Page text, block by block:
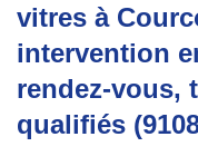
vitres à
intervention
rendez-vous,
qualifiés